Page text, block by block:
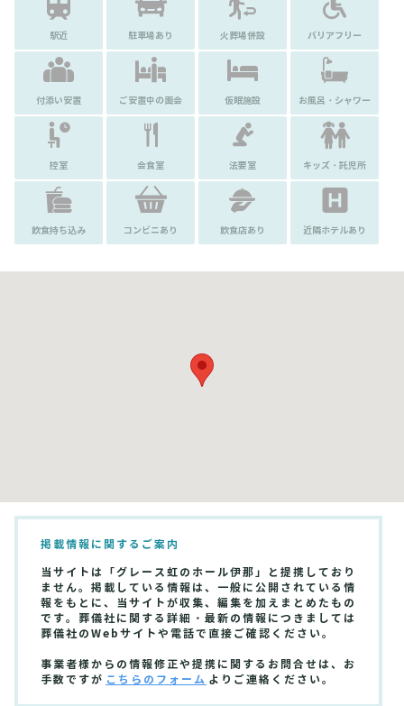
駅近 駐車場あり 火葬場併設 バリアフリー
付添い安置 ご安置中の面会 仮眠施設 お風呂・シャワー
控室 会食室 法要室 キッズ・託児所
飲食持ち込み コンビニあり 飲食店あり 近隣ホテルあり
掲載情報に関するご案内
当サイトは「グレース虹のホール伊那」と提携しており
ません。掲載している情報は、一般に公開されている情
報をもとに、当サイトが収集、編集を加えまとめたもの
です。葬儀社に関する詳細・最新の情報につきましては
葬儀社のWebサイトや電話で直接ご確認ください。
事業者様からの情報修正や提携に関するお問合せは、お
手数ですが こちらのフォーム よりご連絡ください。